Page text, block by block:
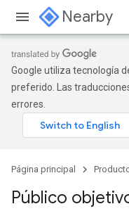
Nearby
Google utiliza tecnología
preferido. Las
errores.
Página principal
Público